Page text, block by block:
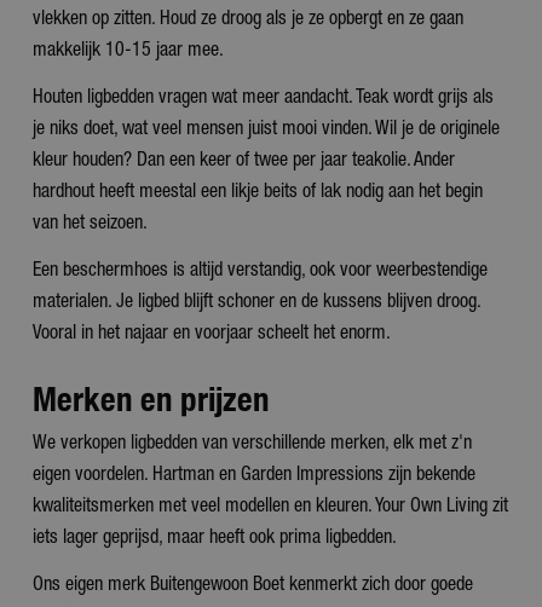
vlekken op zitten. Houd ze droog als je ze opbergt en ze gaan
makkelijk 10-15 jaar mee.
Houten ligbedden vragen wat meer aandacht. Teak wordt grijs als
je niks doet, wat veel mensen juist mooi vinden. Wil je de originele
kleur houden? Dan een keer of twee per jaar teakolie. Ander
hardhout heeft meestal een likje beits of lak nodig aan het begin
van het seizoen.
Een beschermhoes is altijd verstandig, ook voor weerbestendige
materialen. Je ligbed blijft schoner en de kussens blijven droog.
Vooral in het najaar en voorjaar scheelt het enorm.
Merken en prijzen
We verkopen ligbedden van verschillende merken, elk met z'n
eigen voordelen. Hartman en Garden Impressions zijn bekende
kwaliteitsmerken met veel modellen en kleuren. Your Own Living zit
iets lager geprijsd, maar heeft ook prima ligbedden.
Ons eigen merk Buitengewoon Boet kenmerkt zich door goede